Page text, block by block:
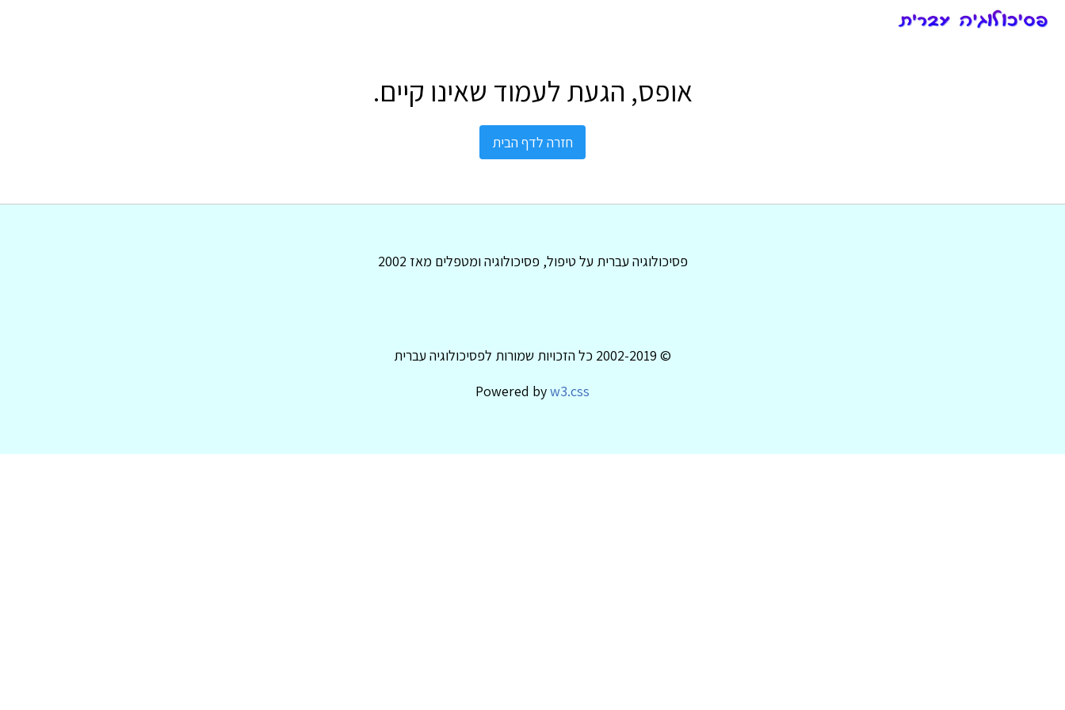
אופס, הגעת לעמוד שאינו קיים.
חזרה לדף הבית
פסיכולוגיה עברית על טיפול, פסיכולוגיה ומטפלים מאז 2002
© 2002-2019 כל הזכויות שמורות לפסיכולוגיה עברית
Powered byw3.css